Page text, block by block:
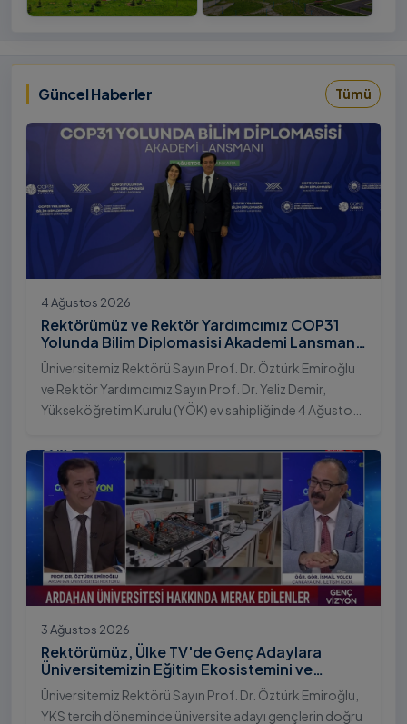
Tıklayınız
Güncel Haberler Tümü
4 Ağustos 2026
Rektörümüz ve Rektör Yardımcımız COP31
Yolunda Bilim Diplomasisi Akademi Lansmanı
Toplantısına Katıldı
Üniversitemiz Rektörü Sayın Prof. Dr. Öztürk Emiroğlu
ve Rektör Yardımcımız Sayın Prof. Dr. Yeliz Demir,
Yükseköğretim Kurulu (YÖK) ev sahipliğinde 4 Ağustos
Bilim Diplomasisi: Akademi Lansmanı” programına
katıldı.
3 Ağustos 2026
Rektörümüz, Ülke TV'de Genç Adaylara
Üniversitemizin Eğitim Ekosistemini ve
Sunduğu Nitelikli İmkânları Anlattı
Üniversitemiz Rektörü Sayın Prof. Dr. Öztürk Emiroğlu,
YKS tercih döneminde üniversite adayı gençlerin doğru